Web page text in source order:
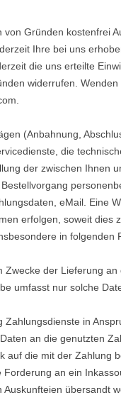
von Gründen kostenfrei
Ihre bei uns
die uns erteilte
widerrufen.
(Anbahnung,
die
der zwischen Ihnen
eMail. Eine
erfolgen, soweit dies
in folgenden
Zwecke der Lieferung
umfasst nur solche
in
an die genutzten
auf die mit der Zahlung
an ein
übersandt